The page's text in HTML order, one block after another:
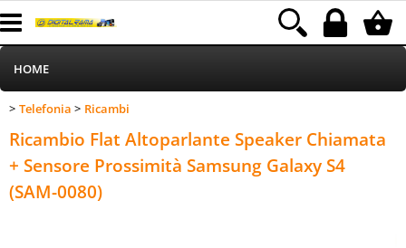
Categoria: HOME>
HOME
Informatica
Telefonia
Stampa
Telefonia Ricambi
Ricambio Flat Altoparlante Speaker Chiamata
+ Sensore Prossimità Samsung Galaxy S4
(SAM-0080)